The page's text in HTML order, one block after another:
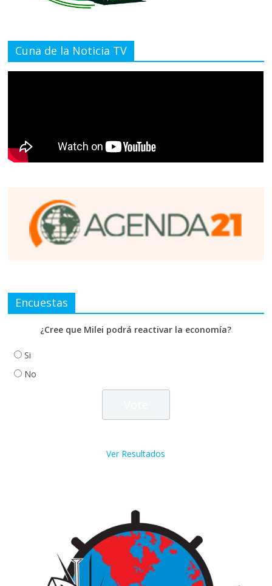
Cuna de la Noticia TV
Encuestas
¿Cree que Milei podrá reactivar la economía?
Si
No
Ver Resultados